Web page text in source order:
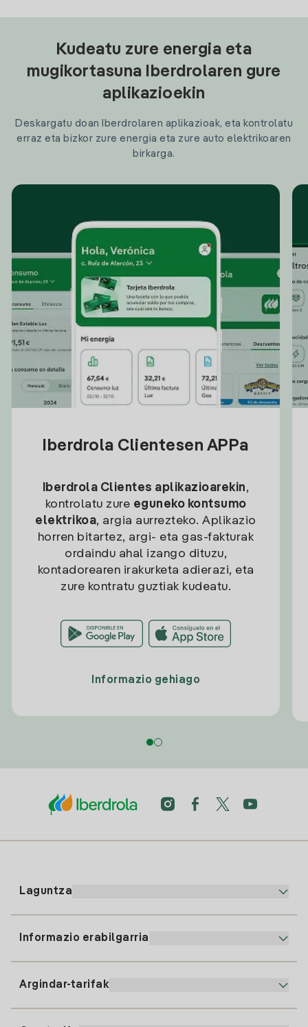
Kudeatu zure energia eta
mugikortasuna Iberdrolaren gure
aplikazioekin
Deskargatu doan Iberdrolaren aplikazioak, eta kontrolatu
erraz eta bizkor zure energia eta zure auto elektrikoaren
birkarga.
Iberdrola Clientesen APPa
Iberdrola Clientes aplikazioarekin,
kontrolatu zure eguneko kontsumo
elektrikoa, argia aurrezteko. Aplikazio
horren bitartez, argi- eta gas-fakturak
ordaindu ahal izango dituzu,
kontadorearen irakurketa adierazi, eta
zure kontratu guztiak kudeatu.
Informazio gehiago
Laguntza
Informazio erabilgarria
Argindar-tarifak